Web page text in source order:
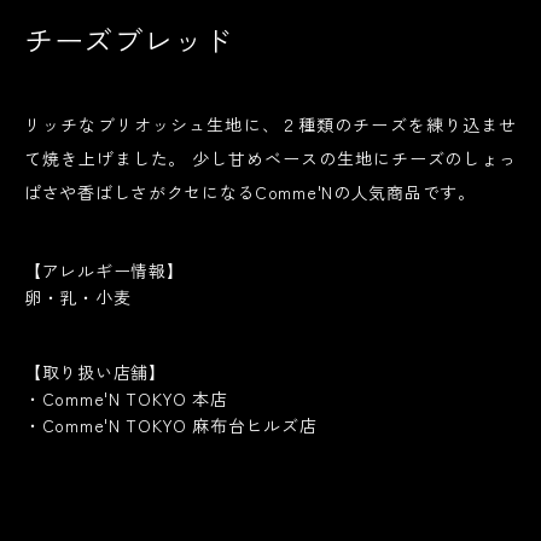
チーズブレッド
リッチなブリオッシュ生地に、２種類のチーズを練り込ませ
て焼き上げました。 少し甘めベースの生地にチーズのしょっ
ぱさや香ばしさがクセになるComme'Nの人気商品です。
【アレルギー情報】
卵・乳・小麦
【取り扱い店舗】
・Comme'N TOKYO 本店
・Comme'N TOKYO 麻布台ヒルズ店